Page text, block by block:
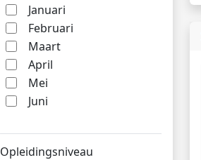
Januari
Februari
Maart
April
Mei
Juni
Opleidingsniveau